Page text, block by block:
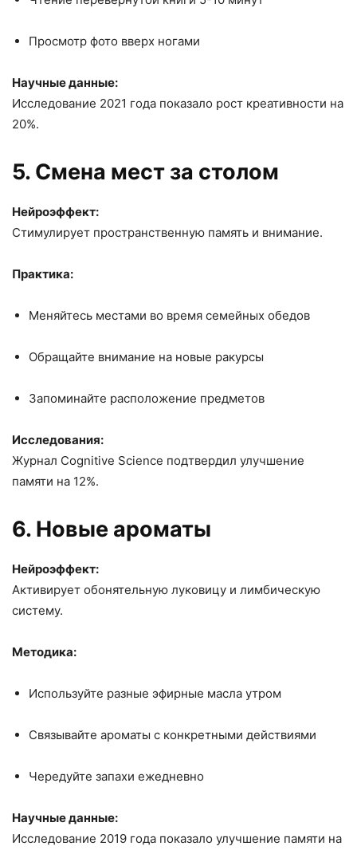
Просмотр фото вверх ногами
Научные данные:
Исследование 2021 года показало рост креативности на
20%.
5. Смена мест за столом
Нейроэффект:
Стимулирует пространственную память и внимание.
Практика:
Меняйтесь местами во время семейных обедов
Обращайте внимание на новые ракурсы
Запоминайте расположение предметов
Исследования:
Журнал Cognitive Science подтвердил улучшение
памяти на 12%.
6. Новые ароматы
Нейроэффект:
Активирует обонятельную луковицу и лимбическую
систему.
Методика:
Используйте разные эфирные масла утром
Связывайте ароматы с конкретными действиями
Чередуйте запахи ежедневно
Научные данные:
Исследование 2019 года показало улучшение памяти на